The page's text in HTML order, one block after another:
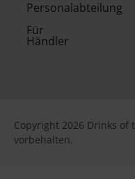
Personalabteilung
Für
Händler
Copyright 2026 Drinks of
vorbehalten.